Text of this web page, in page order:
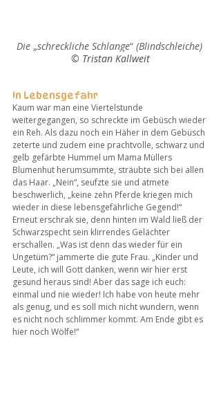
Die „schreckliche Schlange“ (Blindschleiche)
© Tristan Kallweit
In Lebensgefahr
Kaum war man eine Viertelstunde
weitergegangen, so schreckte im Gebüsch wieder
ein Reh. Als dazu noch ein Häher in dem Gebüsch
zeterte und zudem eine prachtvolle, schwarz und
gelb gefärbte Hummel um Mama Müllers
Blumenhut herumsummte, sträubte sich bei allen
das Haar. „Nein“, seufzte sie und atmete
beschwerlich, „keine zehn Pferde kriegen mich
wieder in diese lebensgefährliche Gegend!“
Erneut erschrak sie, denn hinten im Wald ließ der
Schwarzspecht sein klirrendes Gelächter
erschallen. „Was ist denn das wieder für ein
Ungetüm?“ jammerte die gute Frau. „Kinder und
Leute, ich will Gott danken, wenn wir hier erst
gesund heraus sind! Aber das sage ich euch:
einmal und nie wieder! Ich habe von heute mehr
als genug, und es soll mich nicht wundern, wenn
es nicht noch schlimmer kommt. Am Ende gibt es
hier noch Wölfe!“